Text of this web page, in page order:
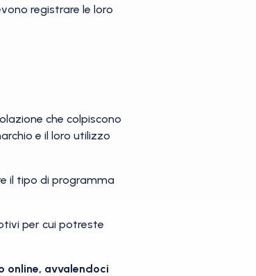
registrare le loro
che colpiscono
e il loro utilizzo
il tipo di programma
per cui potreste
online, avvalendoci